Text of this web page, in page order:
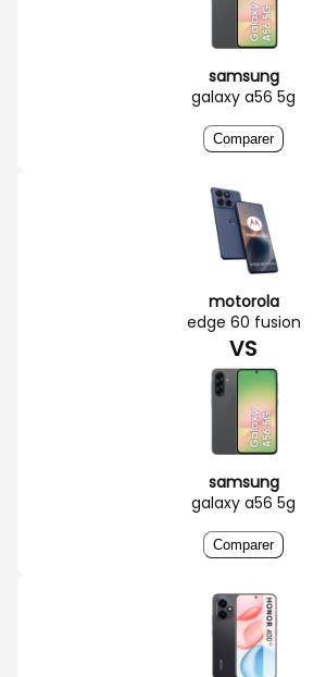
samsung
galaxy a56 5g
Comparer
motorola
edge 60 fusion
VS
samsung
galaxy a56 5g
Comparer